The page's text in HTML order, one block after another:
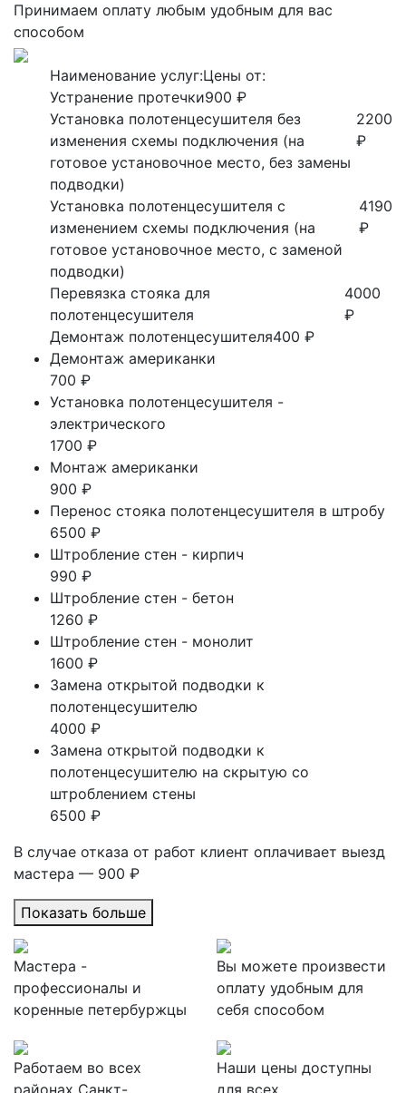
Принимаем оплату любым удобным для вас
способом
Наименование услуг:Цены от:
Устранение протечки900 ₽
Установка полотенцесушителя без
изменения схемы подключения (на
готовое установочное место, без замены
подводки)
2200
₽
Установка полотенцесушителя с
изменением схемы подключения (на
готовое установочное место, с заменой
подводки)
4190
₽
Перевязка стояка для
полотенцесушителя
4000
₽
Демонтаж полотенцесушителя400 ₽
Демонтаж американки
700 ₽
Установка полотенцесушителя -
электрического
1700 ₽
Монтаж американки
900 ₽
Перенос стояка полотенцесушителя в штробу
6500 ₽
Штробление стен - кирпич
990 ₽
Штробление стен - бетон
1260 ₽
Штробление стен - монолит
1600 ₽
Замена открытой подводки к
полотенцесушителю
4000 ₽
Замена открытой подводки к
полотенцесушителю на скрытую со
штроблением стены
6500 ₽
В случае отказа от работ клиент оплачивает выезд
мастера — 900 ₽
Показать больше
Мастера -
профессионалы и
коренные петербуржцы
Вы можете произвести
оплату удобным для
себя способом
Работаем во всех
районах Санкт-
Наши цены доступны
для всех